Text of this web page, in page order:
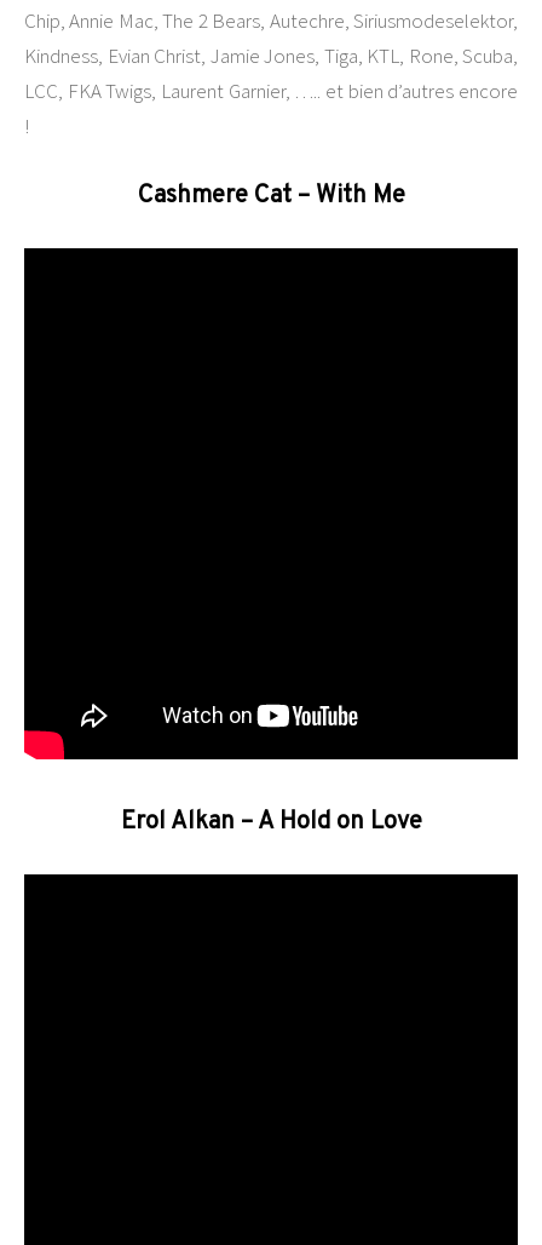
Chip, Annie Mac, The 2 Bears, Autechre, Siriusmodeselektor,
Kindness, Evian Christ, Jamie Jones, Tiga, KTL, Rone, Scuba,
LCC, FKA Twigs, Laurent Garnier, ….. et bien d’autres encore
!
Cashmere Cat – With Me
Erol Alkan – A Hold on Love